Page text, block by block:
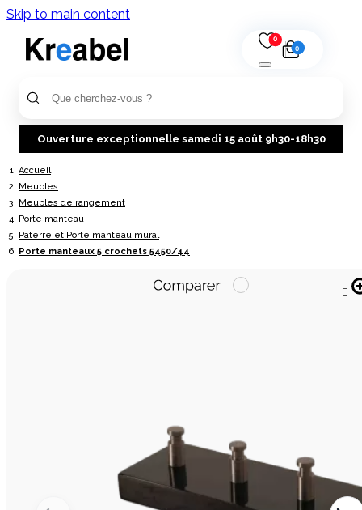
Skip to main content
0
0
Ouverture exceptionnelle samedi 15 août 9h30-18h30
Accueil
Meubles
Meubles de rangement
Porte manteau
Paterre et Porte manteau mural
Porte manteaux 5 crochets 5450/44
